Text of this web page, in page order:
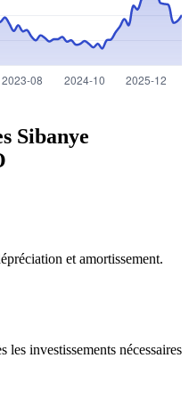
Sibanye
et amortissement.
investissements nécessaires